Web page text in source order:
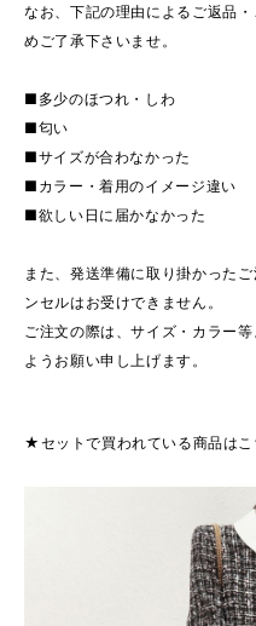
なお、下記の理由によるご返品
めご了承下さいませ。
■多少のほつれ・しわ
■匂い
■サイズが合わなかった
■カラー・着用のイメージ違い
■欲しい日に届かなかった
また、発送準備に取り掛かった
ンセルはお受けできません。
ご注文の際は、サイズ・カラー
ようお願い申し上げます。
★セットで買われている商品は